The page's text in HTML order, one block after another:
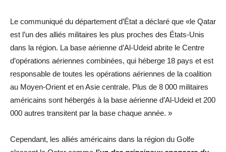
Le communiqué du département d’État a déclaré que «le Qatar
est l’un des alliés militaires les plus proches des États-Unis
dans la région. La base aérienne d’Al-Udeid abrite le Centre
d’opérations aériennes combinées, qui héberge 18 pays et est
responsable de toutes les opérations aériennes de la coalition
au Moyen-Orient et en Asie centrale. Plus de 8 000 militaires
américains sont hébergés à la base aérienne d’Al-Udeid et 200
000 autres transitent par la base chaque année. »
Cependant, les alliés américains dans la région du Golfe